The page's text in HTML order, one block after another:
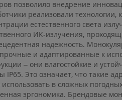
позволило внедрение
реализовали технологии,
естественного света
ИК-излучения,
надежность.
и адаптированные к
– они влагостойкие и
IP65. Это означает, что такие
в сложных
эргономика. Брендовые